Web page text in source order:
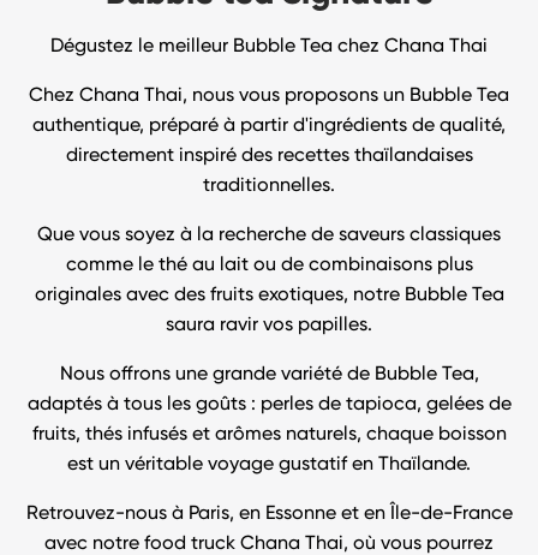
Dégustez le meilleur Bubble Tea chez Chana Thai
Chez Chana Thai, nous vous proposons un Bubble Tea
authentique, préparé à partir d'ingrédients de qualité,
directement inspiré des recettes thaïlandaises
traditionnelles.
Que vous soyez à la recherche de saveurs classiques
comme le thé au lait ou de combinaisons plus
originales avec des fruits exotiques, notre Bubble Tea
saura ravir vos papilles.
Nous offrons une grande variété de Bubble Tea,
adaptés à tous les goûts : perles de tapioca, gelées de
fruits, thés infusés et arômes naturels, chaque boisson
est un véritable voyage gustatif en Thaïlande.
Retrouvez-nous à Paris, en Essonne et en Île-de-France
avec notre food truck Chana Thai, où vous pourrez